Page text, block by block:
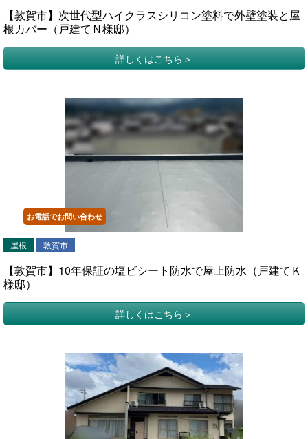
【敦賀市】次世代型ハイクラスシリコン塗料で外壁塗装と屋
根カバー（戸建てＮ様邸）
詳しくはこちら
お電話でお問い合わせ
屋根 敦賀市
【敦賀市】10年保証の塩ビシート防水で屋上防水（戸建てＫ
様邸）
詳しくはこちら